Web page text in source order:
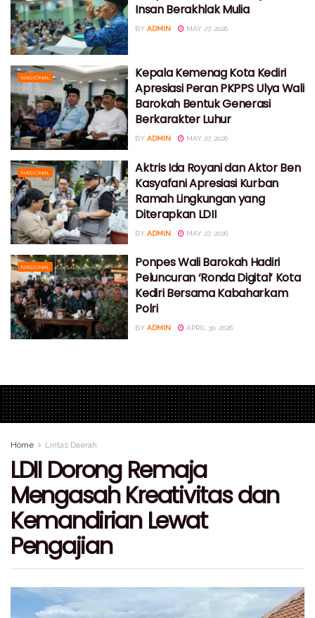
Insan Berakhlak Mulia
BY ADMIN MAY 27, 2026
NASIONAL
Kepala Kemenag Kota Kediri
Apresiasi Peran PKPPS Ulya Wali
Barokah Bentuk Generasi
Berkarakter Luhur
BY ADMIN MAY 27, 2026
NASIONAL
Aktris Ida Royani dan Aktor Ben
Kasyafani Apresiasi Kurban
Ramah Lingkungan yang
Diterapkan LDII
BY ADMIN MAY 27, 2026
NASIONAL
Ponpes Wali Barokah Hadiri
Peluncuran ‘Ronda Digital’ Kota
Kediri Bersama Kabaharkam
Polri
BY ADMIN APRIL 30, 2026
Home Lintas Daerah
LDII Dorong Remaja
Mengasah Kreativitas dan
Kemandirian Lewat
Pengajian